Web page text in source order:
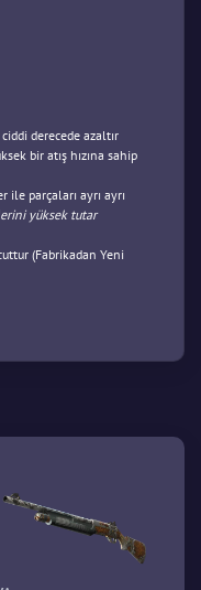
derecede azaltır
bir atış hızına sahip
ile parçaları ayrı ayrı
yüksek tutar
(Fabrikadan Yeni